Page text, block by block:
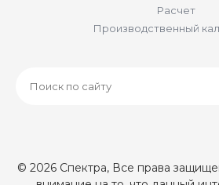
Расчет
Производственный
© 2026 Спектра, Все права